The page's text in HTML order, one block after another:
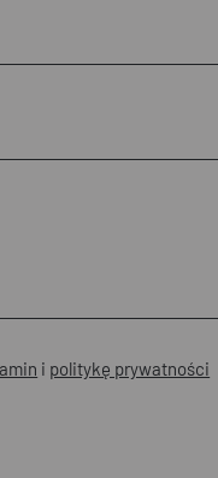
i politykę prywatności